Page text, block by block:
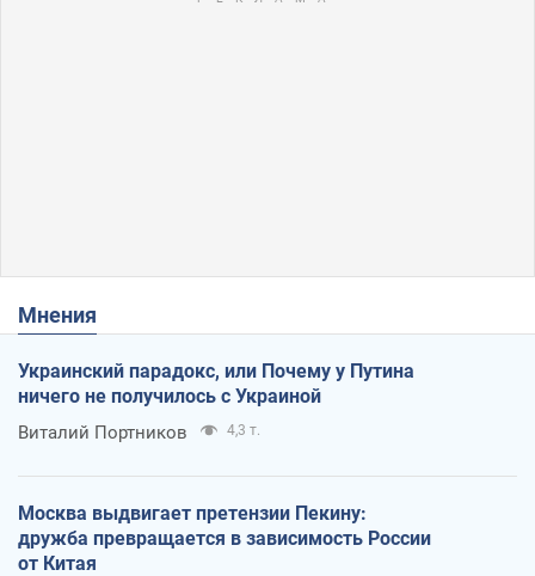
Мнения
Украинский парадокс, или Почему у Путина
ничего не получилось с Украиной
Виталий Портников 4,3 т.
Москва выдвигает претензии Пекину:
дружба превращается в зависимость России
от Китая